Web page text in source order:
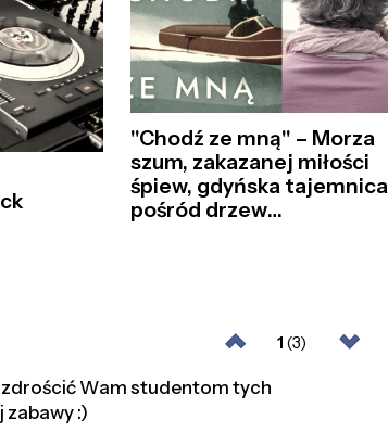
"Chodź ze mną" – Morza
szum, zakazanej miłości
śpiew, gdyńska tajemnica
pośród drzew…
1 (3)
Wam studentom tych
zabawy :)